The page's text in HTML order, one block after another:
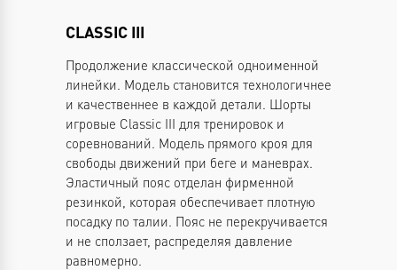
CLASSIC III
Продолжение классической одноименной
линейки. Модель становится технологичнее
и качественнее в каждой детали. Шорты
игровые Classic III для тренировок и
соревнований. Модель прямого кроя для
свободы движений при беге и маневрах.
Эластичный пояс отделан фирменной
резинкой, которая обеспечивает плотную
посадку по талии. Пояс не перекручивается
и не сползает, распределяя давление
равномерно.